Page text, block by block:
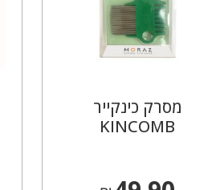
מסרק כינקייר
KINCOMB